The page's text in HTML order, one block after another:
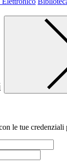
le tue